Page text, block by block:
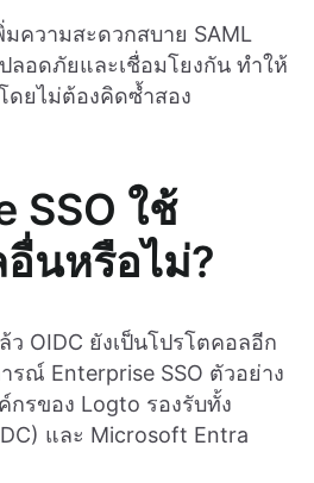
ความสะดวกสบาย SAML
ลอดภัยและเชื่อมโยงกัน ทำให้
ดยไม่ต้องคิดซ้ำสอง
SSO ใช้
นหรือไม่?
OIDC ยังเป็นโปรโตคอลอีก
รณ์ Enterprise SSO ตัวอย่าง
กรของ Logto รองรับทั้ง
และ Microsoft Entra